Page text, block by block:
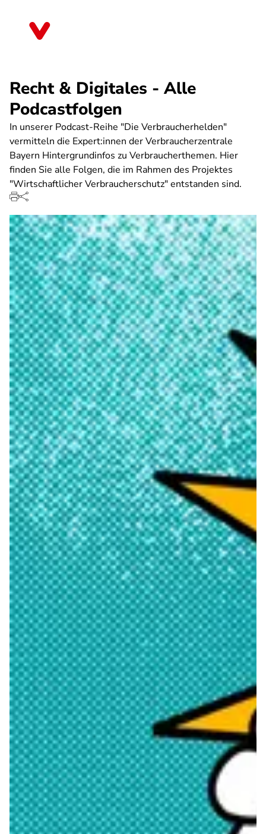
Recht & Digitales - Alle
Podcastfolgen
In unserer Podcast-Reihe "Die Verbraucherhelden"
vermitteln die Expert:innen der Verbraucherzentrale
Bayern Hintergrundinfos zu Verbraucherthemen. Hier
finden Sie alle Folgen, die im Rahmen des Projektes
"Wirtschaftlicher Verbraucherschutz" entstanden sind.